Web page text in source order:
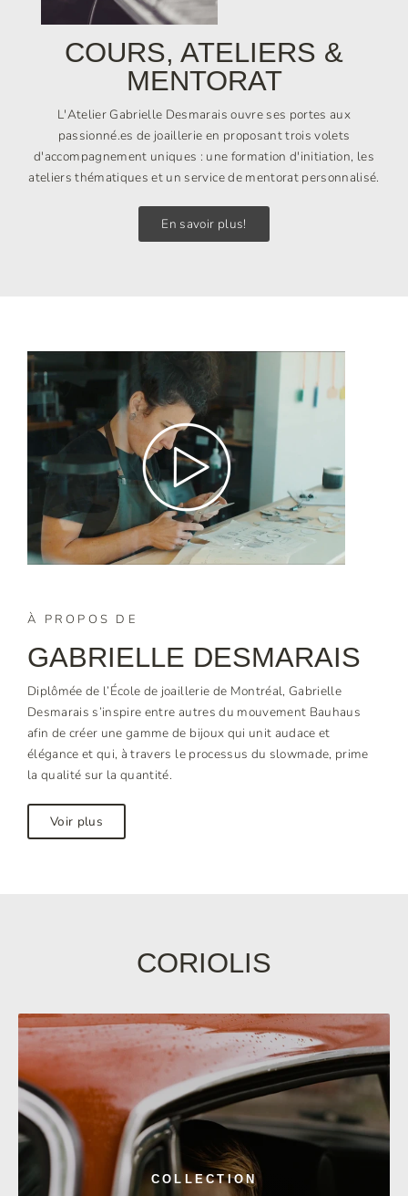
COURS, ATELIERS &
MENTORAT
L'Atelier Gabrielle Desmarais ouvre ses portes aux
passionné.es de joaillerie en proposant trois volets
d'accompagnement uniques : une formation d'initiation, les
ateliers thématiques et un service de mentorat personnalisé.
En savoir plus!
À PROPOS DE
GABRIELLE DESMARAIS
Diplômée de l’École de joaillerie de Montréal, Gabrielle
Desmarais s’inspire entre autres du mouvement Bauhaus
afin de créer une gamme de bijoux qui unit audace et
élégance et qui, à travers le processus du slowmade, prime
la qualité sur la quantité.
Voir plus
CORIOLIS
COLLECTION